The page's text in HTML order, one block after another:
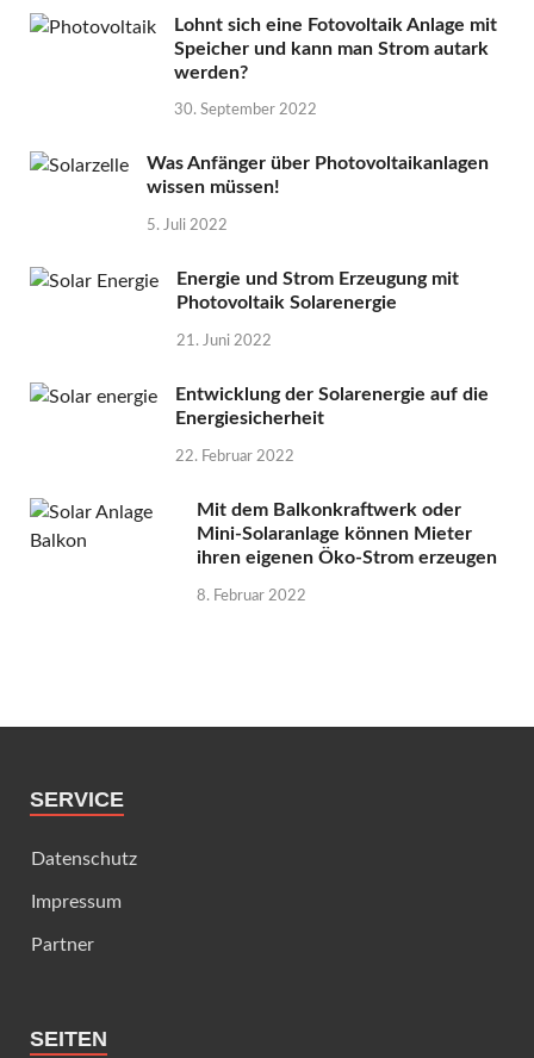
Lohnt sich eine Fotovoltaik Anlage mit
Speicher und kann man Strom autark
werden?
30. September 2022
Was Anfänger über Photovoltaikanlagen
wissen müssen!
5. Juli 2022
Energie und Strom Erzeugung mit
Photovoltaik Solarenergie
21. Juni 2022
Entwicklung der Solarenergie auf die
Energiesicherheit
22. Februar 2022
Mit dem Balkonkraftwerk oder
Mini-Solaranlage können Mieter
ihren eigenen Öko-Strom erzeugen
8. Februar 2022
SERVICE
Datenschutz
Impressum
Partner
SEITEN